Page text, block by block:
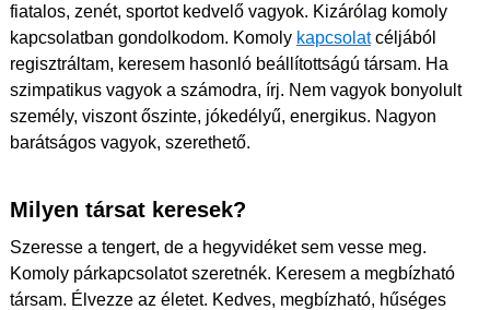
fiatalos, zenét, sportot kedvelő vagyok. Kizárólag komoly
kapcsolatban gondolkodom. Komoly kapcsolatcéljából
regisztráltam, keresem hasonló beállítottságú társam. Ha
szimpatikus vagyok a számodra, írj. Nem vagyok bonyolult
személy, viszont őszinte, jókedélyű, energikus. Nagyon
barátságos vagyok, szerethető.
Milyen társat keresek?
Szeresse a tengert, de a hegyvidéket sem vesse meg.
Komoly párkapcsolatot szeretnék. Keresem a megbízható
társam. Élvezze az életet. Kedves, megbízható, hűséges